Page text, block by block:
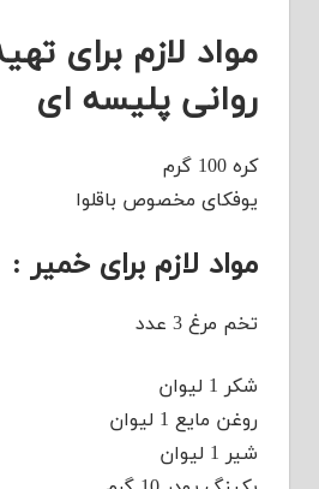
مواد لازم برای
روانی پلیسه ای
کره 100 گرم
یوفکای مخصوص باقلوا
مواد لازم برای خمیر :
تخم مرغ 3 عدد
شکر 1 لیوان
روغن مایع 1 لیوان
شیر 1 لیوان